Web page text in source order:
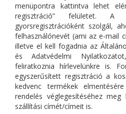
menüpontra kattintva lehet
regisztráció” felületet.
gyorsregisztrációként szolgál,
felhasználónevét (ami az e-mail
illetve el kell fogadnia az
és Adatvédelmi
feliratkoznia hírlevelünkre is.
egyszerűsített regisztráció a
kedvenc termékek
rendelés véglegesítéséhez
szállítási címét/címeit is.